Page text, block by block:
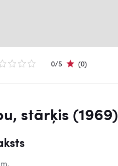
0/5 (0)
stārķis (1969)